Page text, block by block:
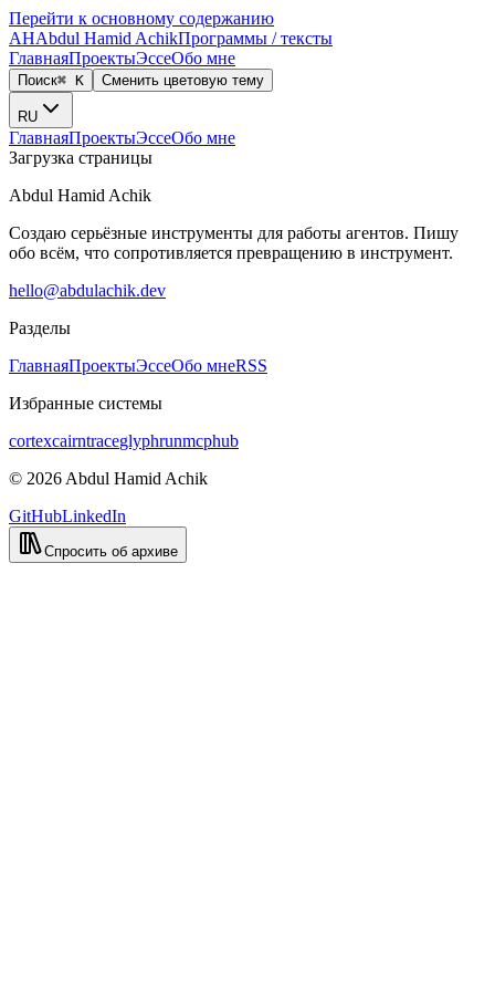
Перейти к основному содержанию
AHAbdul Hamid AchikПрограммы / тексты
ГлавнаяПроектыЭссеОбо мне
Поиск⌘ K Сменить цветовую тему
RU
ГлавнаяПроектыЭссеОбо мне
Загрузка страницы
Abdul Hamid Achik
Создаю серьёзные инструменты для работы агентов. Пишу
обо всём, что сопротивляется превращению в инструмент.
hello@abdulachik.dev
Разделы
ГлавнаяПроектыЭссеОбо мнеRSS
Избранные системы
cortexcairntraceglyphrunmcphub
© 2026 Abdul Hamid Achik
GitHubLinkedIn
Спросить об архиве